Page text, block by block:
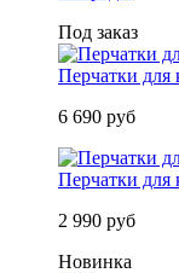
Под заказ
Перчатки для
6 690 руб
Перчатки для
2 990 руб
Новинка